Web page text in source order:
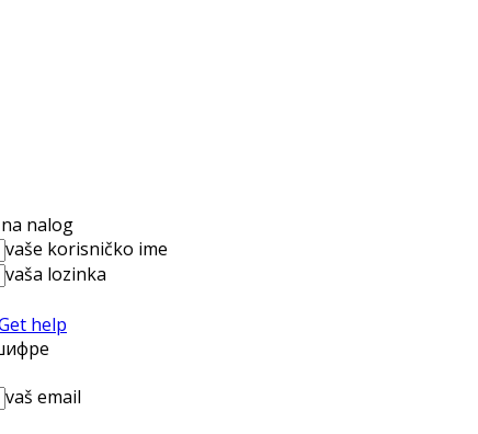
nalog
vaše korisničko ime
vaša lozinka
help
vaš email